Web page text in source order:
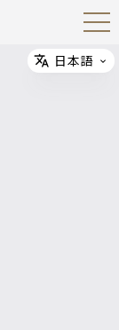
Open
Navig
Select
日本語